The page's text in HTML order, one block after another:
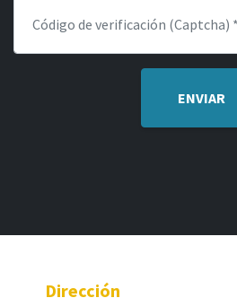
Dirección
Dirección